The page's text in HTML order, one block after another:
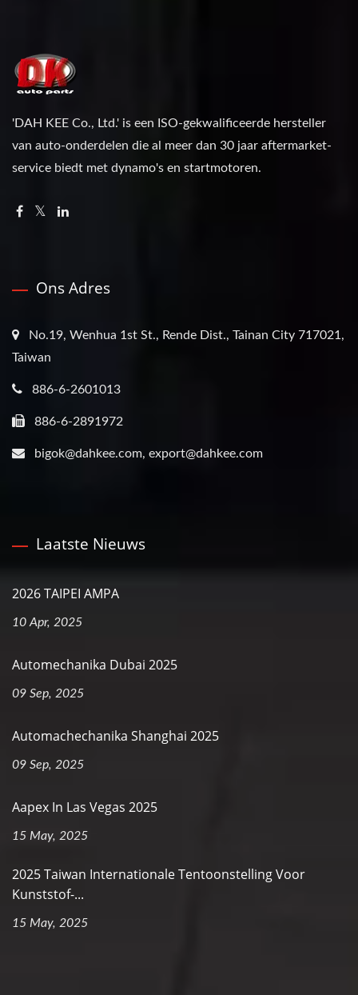
'DAH KEE Co., Ltd.' is een ISO-gekwalificeerde hersteller
van auto-onderdelen die al meer dan 30 jaar aftermarket-
service biedt met dynamo's en startmotoren.
Ons Adres
No.19, Wenhua 1st St., Rende Dist., Tainan City 717021,
Taiwan
886-6-2601013
886-6-2891972
bigok@dahkee.com, export@dahkee.com
Laatste Nieuws
2026 TAIPEI AMPA
10 Apr, 2025
Automechanika Dubai 2025
09 Sep, 2025
Automachechanika Shanghai 2025
09 Sep, 2025
Aapex In Las Vegas 2025
15 May, 2025
2025 Taiwan Internationale Tentoonstelling Voor
Kunststof-...
15 May, 2025